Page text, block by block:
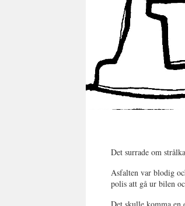
Det surrade om
Asfalten var blodig
polis att gå ur bilen
Det skulle komma en